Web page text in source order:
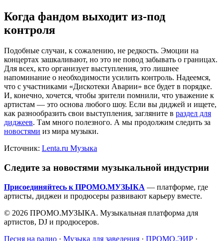
Когда фандом выходит из-под
контроля
Подобные случаи, к сожалению, не редкость. Эмоции на
концертах зашкаливают, но это не повод забывать о границах.
Для всех, кто организует выступления, это лишнее
напоминание о необходимости усилить контроль. Надеемся,
что с участниками «Дискотеки Аварии» все будет в порядке.
И, конечно, хочется, чтобы зрители помнили, что уважение к
артистам — это основа любого шоу. Если вы диджей и ищете,
как разнообразить свои выступления, загляните в раздел для
диджеев. Там много полезного. А мы продолжим следить за
новостями из мира музыки.
Источник: Lenta.ru Музыка
Следите за новостями музыкальной индустрии
Присоединяйтесь к ПРОМО.МУЗЫКА — платформе, где
артисты, диджеи и продюсеры развивают карьеру вместе.
© 2026 ПРОМО.МУЗЫКА. Музыкальная платформа для
артистов, DJ и продюсеров.
Песня на радио · Музыка для заведения · ПРОМО.ЭИР ·